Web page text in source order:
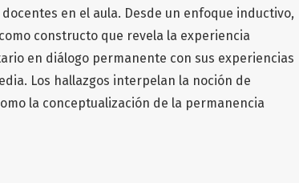
en el aula. Desde un enfoque inductivo,
constructo que revela la experiencia
en diálogo permanente con sus experiencias
Los hallazgos interpelan la noción de
la conceptualización de la permanencia